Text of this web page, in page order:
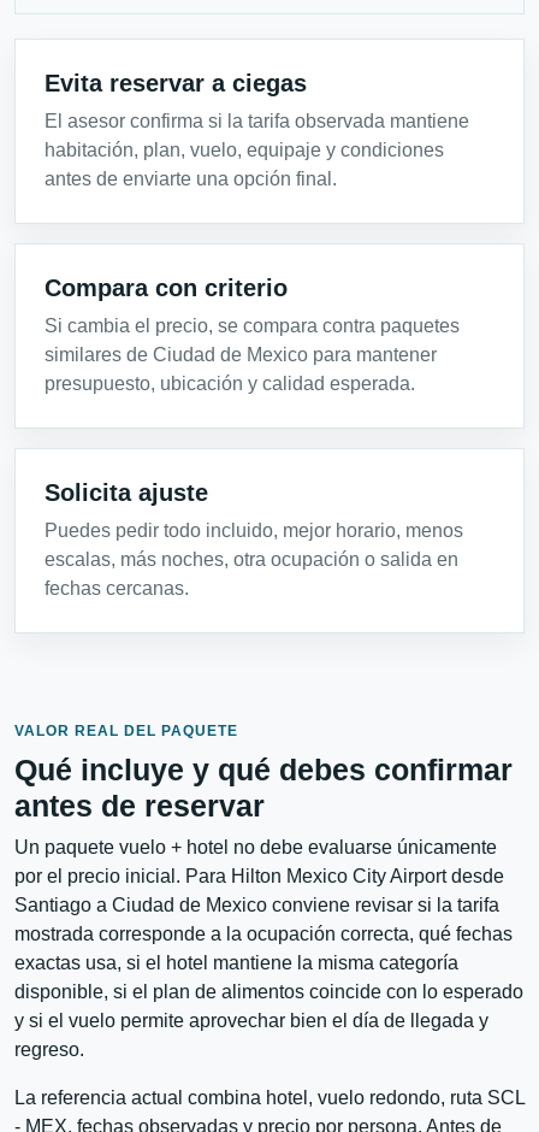
Evita reservar a ciegas
El asesor confirma si la tarifa observada mantiene
habitación, plan, vuelo, equipaje y condiciones
antes de enviarte una opción final.
Compara con criterio
Si cambia el precio, se compara contra paquetes
similares de Ciudad de Mexico para mantener
presupuesto, ubicación y calidad esperada.
Solicita ajuste
Puedes pedir todo incluido, mejor horario, menos
escalas, más noches, otra ocupación o salida en
fechas cercanas.
VALOR REAL DEL PAQUETE
Qué incluye y qué debes confirmar
antes de reservar
Un paquete vuelo + hotel no debe evaluarse únicamente
por el precio inicial. Para Hilton Mexico City Airport desde
Santiago a Ciudad de Mexico conviene revisar si la tarifa
mostrada corresponde a la ocupación correcta, qué fechas
exactas usa, si el hotel mantiene la misma categoría
disponible, si el plan de alimentos coincide con lo esperado
y si el vuelo permite aprovechar bien el día de llegada y
regreso.
La referencia actual combina hotel, vuelo redondo, ruta SCL
- MEX, fechas observadas y precio por persona. Antes de